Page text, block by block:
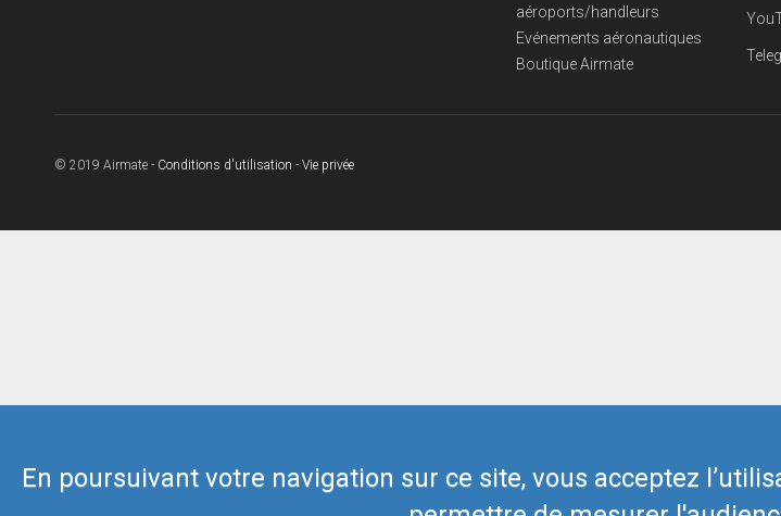
En poursuivant votre navigation sur ce site, vous acceptez
aéroports/handleurs
Evénements aéronautiques
Boutique Airmate
© 2019 Airmate - Conditions d'utilisation - Vie privée